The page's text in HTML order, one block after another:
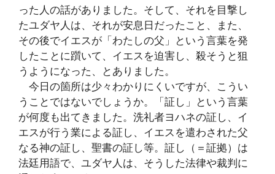
った人の話がありました。そして、それを目撃し
たユダヤ人は、それが安息日だったこと、また、
その後でイエスが「わたしの父」という言葉を発
したことに躓いて、イエスを迫害し、殺そうと狙
うようになった、とありました。
今日の箇所は少々わかりにくいですが、こうい
うことではないでしょうか。「証し」という言葉
が何度も出てきました。洗礼者ヨハネの証し、イ
エスが行う業による証し、イエスを遣わされた父
なる神の証し、聖書の証し等。証し（＝証拠）は
法廷用語で、ユダヤ人は、そうした法律や裁判に